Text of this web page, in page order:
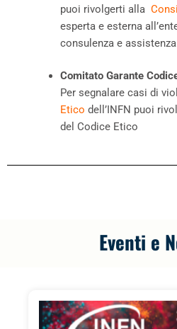
puoi rivolgerti alla
esperta e esterna
consulenza e
Comitato Garante
Per segnalare casi di
Etico dell’INFN puoi
del Codice Etico
Eventi e